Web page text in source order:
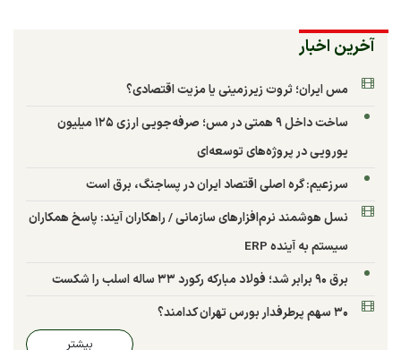
آخرین اخبار
مس ایران؛ ثروت زیرزمینی یا مزیت اقتصادی؟
ساخت داخل ۹ همتی در مس؛ صرفه‌جویی ارزی ۱۲۵ میلیون
یورویی در پروژه‌های توسعه‌ای
سرزعیم: گره اصلی اقتصاد ایران در پساجنگ، برق است
نسل هوشمند نرم‌افزارهای سازمانی / راهکاران آیند: پاسخ همکاران
سیستم به آینده ERP
برق ۹۰ برابر شد؛ فولاد مبارکه رکورد ۳۳ ساله اسلب را شکست
۳۰ سهم پرطرفدار بورس تهران کدامند؟
بیشتر